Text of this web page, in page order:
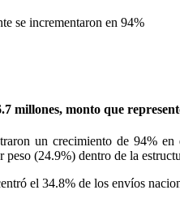
se incrementaron en 94%
millones, monto que
un crecimiento de 94%
(24.9%) dentro de la
el 34.8% de los envíos